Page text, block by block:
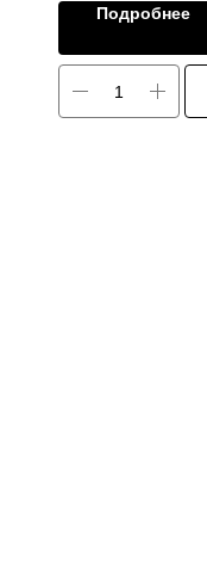
Подробнее